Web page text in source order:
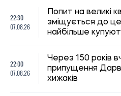
22:30
07.08.26
Попит на великі
зміщується до
найбільше
22:00
07.08.26
Через 150 років
припущення
хижаків